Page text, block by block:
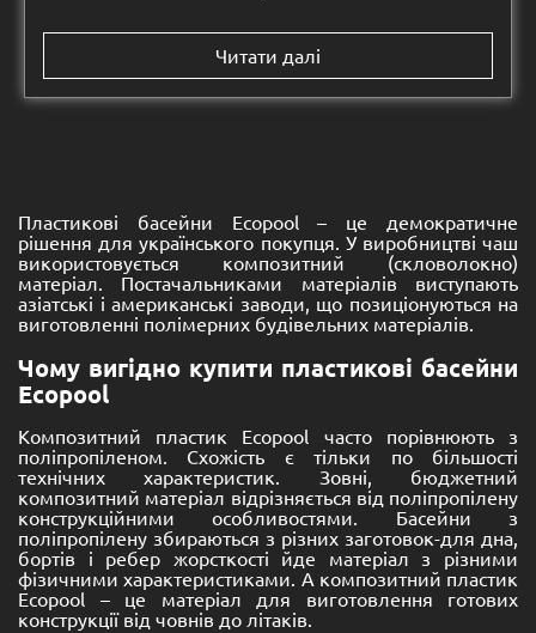
Читати далі
Пластикові басейни Ecopool – це демократичне
рішення для українського покупця. У виробництві чаш
використовується композитний (скловолокно)
матеріал. Постачальниками матеріалів виступають
азіатські і американські заводи, що позиціонуються на
виготовленні полімерних будівельних матеріалів.
Чому вигідно купити пластикові басейни
Ecopool
Композитний пластик Ecopool часто порівнюють з
поліпропіленом. Схожість є тільки по більшості
технічних характеристик. Зовні, бюджетний
композитний матеріал відрізняється від поліпропілену
конструкційними особливостями. Басейни з
поліпропілену збираються з різних заготовок-для дна,
бортів і ребер жорсткості йде матеріал з різними
фізичними характеристиками. А композитний пластик
Ecopool – це матеріал для виготовлення готових
конструкції від човнів до літаків.